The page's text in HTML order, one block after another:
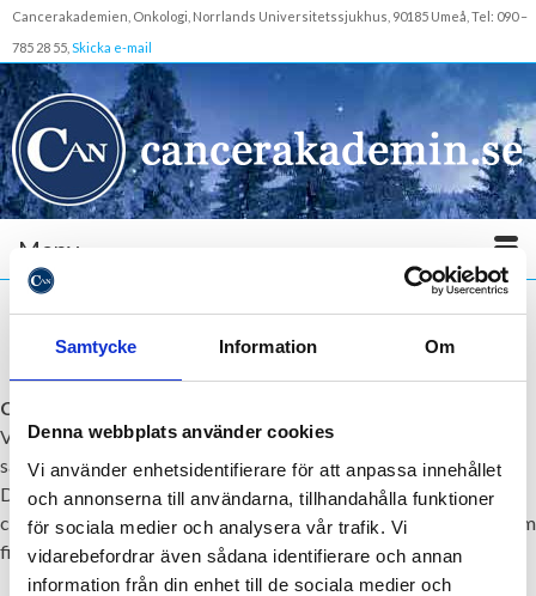
Samtycke Information Om
Denna webbplats använder cookies
Vi använder enhetsidentifierare för att anpassa innehållet
och annonserna till användarna, tillhandahålla funktioner
för sociala medier och analysera vår trafik. Vi
vidarebefordrar även sådana identifierare och annan
information från din enhet till de sociala medier och
Cancerakademien, Onkologi, Norrlands Universitetssjukhus, 90185 Umeå, Tel: 090 –
785 28 55, Skicka e-mail
Meny
Cookies
Vi använder cookies från tredje part för att samla in statistik i
samlad/aggregerad form i analysverktyg som Google Analytics.
De cookies som används är både permanenta och tillfälliga
cookies (sessionscookies). Dessa permanenta cookies sparas som
filer på din dator eller mobila enhet i max 24 månader.